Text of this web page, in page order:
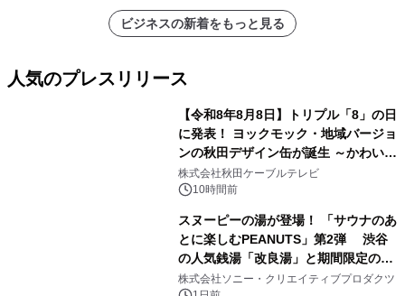
ビジネスの新着をもっと見る
人気のプレスリリース
【令和8年8月8日】トリプル「8」の日
に発表！ ヨックモック・地域バージョ
ンの秋田デザイン缶が誕生 ～かわいい
秋田犬の子犬と秋田の四季と名所を巡
るパッケージ～ 9月1日(火)秋田県内で
株式会社秋田ケーブルテレビ
10時間前
スヌーピーの湯が登場！ 「サウナのあ
とに楽しむPEANUTS」第2弾 渋谷
の人気銭湯「改良湯」と期間限定のコ
ラボレーション サウナイキタイコラ
株式会社ソニー・クリエイティブプロダクツ